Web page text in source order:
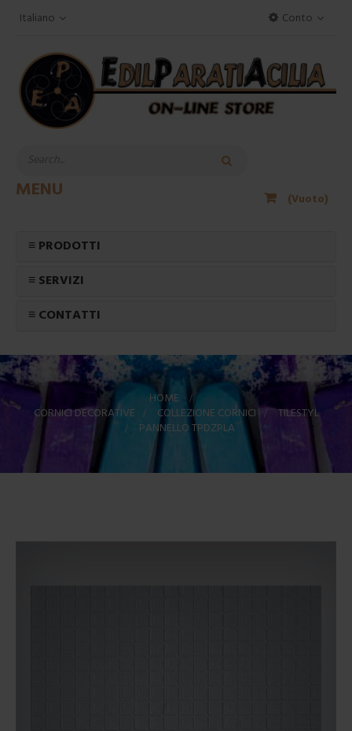
Conto
Italiano
(Vuoto)
MENU
≡ PRODOTTI
≡ SERVIZI
≡ CONTATTI
HOME
>
CORNICI DECORATIVE > COLLEZIONE CORNICI > TILESTYL
>
PANNELLO TPDZPLA